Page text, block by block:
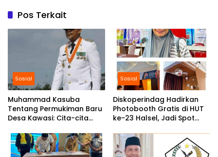
Pos Terkait
Sosial
Muhammad Kasuba
Tentang Permukiman Baru
Desa Kawasi: Cita-cita
Sosial
Diskoperindag Hadirkan
Photobooth Gratis di HUT
ke-23 Halsel, Jadi Spot